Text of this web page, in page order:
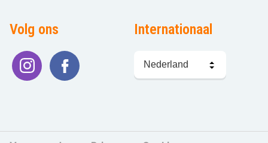
Volg ons Internationaal
kiezen